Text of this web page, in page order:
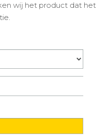
wij het product dat het